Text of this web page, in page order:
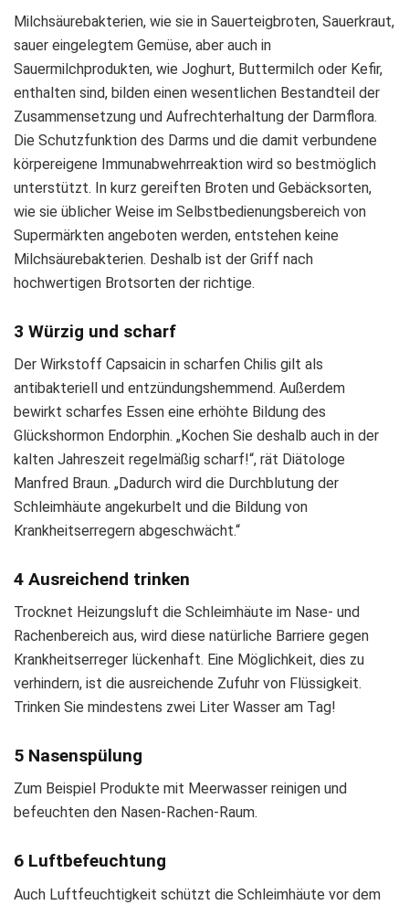
Milchsäurebakterien, wie sie in Sauerteigbroten, Sauerkraut,
sauer eingelegtem Gemüse, aber auch in
Sauermilchprodukten, wie Joghurt, Buttermilch oder Kefir,
enthalten sind, bilden einen wesentlichen Bestandteil der
Zusammensetzung und Aufrechterhaltung der Darmflora.
Die Schutzfunktion des Darms und die damit verbundene
körpereigene Immunabwehrreaktion wird so bestmöglich
unterstützt. In kurz gereiften Broten und Gebäcksorten,
wie sie üblicher Weise im Selbstbedienungsbereich von
Supermärkten angeboten werden, entstehen keine
Milchsäurebakterien. Deshalb ist der Griff nach
hochwertigen Brotsorten der richtige.
3 Würzig und scharf
Der Wirkstoff Capsaicin in scharfen Chilis gilt als
antibakteriell und entzündungshemmend. Außerdem
bewirkt scharfes Essen eine erhöhte Bildung des
Glückshormon Endorphin. „Kochen Sie deshalb auch in der
kalten Jahreszeit regelmäßig scharf!“, rät Diätologe
Manfred Braun. „Dadurch wird die Durchblutung der
Schleimhäute angekurbelt und die Bildung von
Krankheitserregern abgeschwächt.“
4 Ausreichend trinken
Trocknet Heizungsluft die Schleimhäute im Nase- und
Rachenbereich aus, wird diese natürliche Barriere gegen
Krankheitserreger lückenhaft. Eine Möglichkeit, dies zu
verhindern, ist die ausreichende Zufuhr von Flüssigkeit.
Trinken Sie mindestens zwei Liter Wasser am Tag!
5 Nasenspülung
Zum Beispiel Produkte mit Meerwasser reinigen und
befeuchten den Nasen-Rachen-Raum.
6 Luftbefeuchtung
Auch Luftfeuchtigkeit schützt die Schleimhäute vor dem